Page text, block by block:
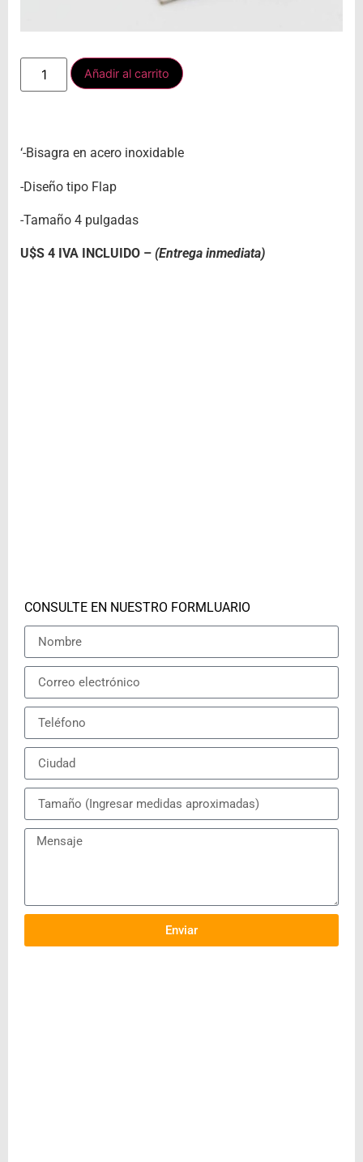
Añadir al carrito
‘-Bisagra en acero inoxidable
-Diseño tipo Flap
-Tamaño 4 pulgadas
U$S 4 IVA INCLUIDO – (Entrega inmediata)
CONSULTE EN NUESTRO FORMLUARIO
Enviar